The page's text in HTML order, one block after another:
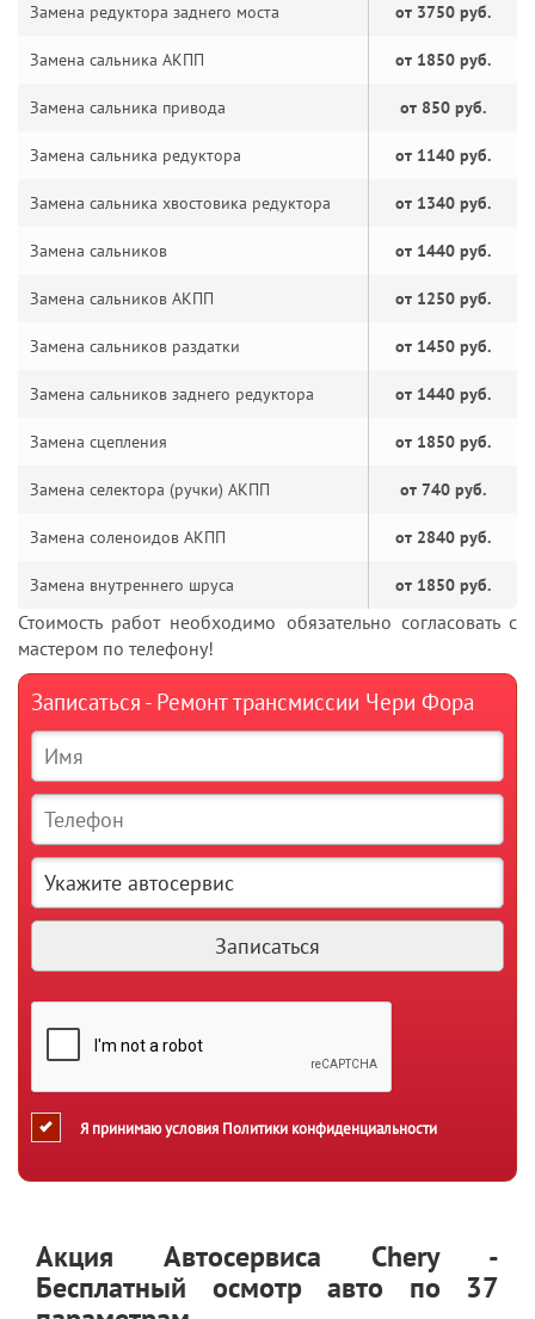
Замена редуктора заднего моста от 3750 руб.
Замена сальника АКПП от 1850 руб.
Замена сальника привода от 850 руб.
Замена сальника редуктора от 1140 руб.
Замена сальника хвостовика редуктора от 1340 руб.
Замена сальников от 1440 руб.
Замена сальников АКПП от 1250 руб.
Замена сальников раздатки от 1450 руб.
Замена сальников заднего редуктора от 1440 руб.
Замена сцепления от 1850 руб.
Замена селектора (ручки) АКПП от 740 руб.
Замена соленоидов АКПП от 2840 руб.
Замена внутреннего шруса от 1850 руб.
Стоимость работ необходимо обязательно согласовать с
мастером по телефону!
Записаться - Ремонт трансмиссии Чери Фора
Я принимаю условия Политики конфиденциальности
Акция Автосервиса Chery -
Бесплатный осмотр авто по 37